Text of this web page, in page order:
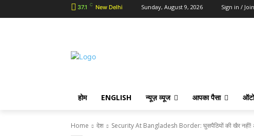
37.1 C New Delhi Sunday, August 9, 2026 Sign in / Join
होम ENGLISH न्यूज़ व्यूज आपका पैसा
Home देश Security At Bangladesh Border: घुसपैठियों की खैर नहीं!